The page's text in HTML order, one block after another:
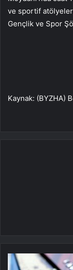
ve sportif atölyeler
Gençlik ve Spor
Kaynak: (BYZHA)